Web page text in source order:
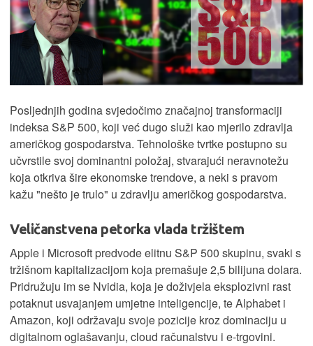
Posljednjih godina svjedočimo značajnoj transformaciji
indeksa S&P 500, koji već dugo služi kao mjerilo zdravlja
američkog gospodarstva. Tehnološke tvrtke postupno su
učvrstile svoj dominantni položaj, stvarajući neravnotežu
koja otkriva šire ekonomske trendove, a neki s pravom
kažu "nešto je trulo" u zdravlju američkog gospodarstva.
Veličanstvena petorka vlada tržištem
Apple i Microsoft predvode elitnu S&P 500 skupinu, svaki s
tržišnom kapitalizacijom koja premašuje 2,5 bilijuna dolara.
Pridružuju im se Nvidia, koja je doživjela eksplozivni rast
potaknut usvajanjem umjetne inteligencije, te Alphabet i
Amazon, koji održavaju svoje pozicije kroz dominaciju u
digitalnom oglašavanju, cloud računalstvu i e-trgovini.